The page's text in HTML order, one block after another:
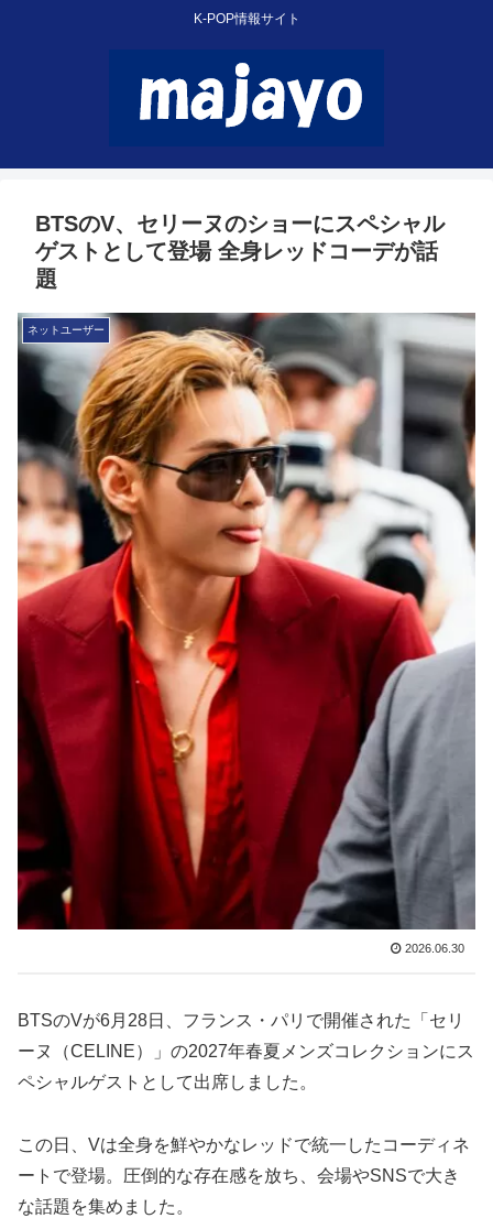
K-POP情報サイト
BTSのV、セリーヌのショーにスペシャル
ゲストとして登場 全身レッドコーデが話
題
ネットユーザー
2026.06.30
BTSのVが6月28日、フランス・パリで開催された「セリ
ーヌ（CELINE）」の2027年春夏メンズコレクションにス
ペシャルゲストとして出席しました。
この日、Vは全身を鮮やかなレッドで統一したコーディネ
ートで登場。圧倒的な存在感を放ち、会場やSNSで大き
な話題を集めました。